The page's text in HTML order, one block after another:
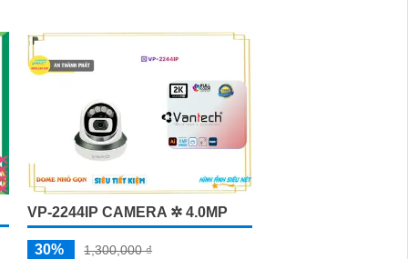
VP-2244IP CAMERA ✲ 4.0MP
30%
1,300,000 ₫